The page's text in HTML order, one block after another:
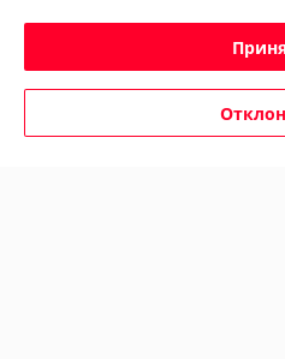
Политика обработки cookies
Сайт создан на платформе